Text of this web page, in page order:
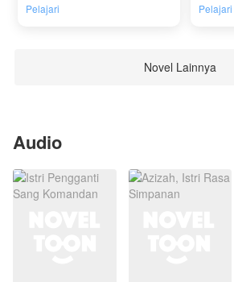
Pelajari
Pelajari
Novel Lainnya
Audio